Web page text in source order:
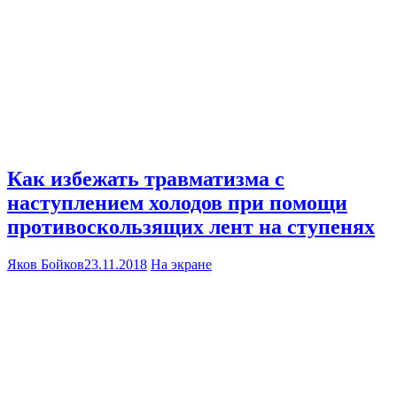
Как избежать травматизма с
наступлением холодов при помощи
противоскользящих лент на ступенях
Яков Бойков23.11.2018 На экране